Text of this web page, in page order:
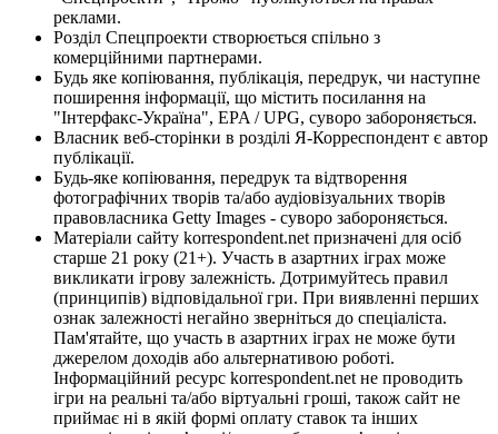
реклами.
Розділ Спецпроекти створюється спільно з
комерційними партнерами.
Будь яке копіювання, публікація, передрук, чи наступне
поширення інформації, що містить посилання на
"Інтерфакс-Україна", EPA / UPG, суворо забороняється.
Власник веб-сторінки в розділі Я-Корреспондент є автор
публікації.
Будь-яке копіювання, передрук та відтворення
фотографічних творів та/або аудіовізуальних творів
правовласника Getty Images - суворо забороняється.
Матеріали сайту korrespondent.net призначені для осіб
старше 21 року (21+). Участь в азартних іграх може
викликати ігрову залежність. Дотримуйтесь правил
(принципів) відповідальної гри. При виявленні перших
ознак залежності негайно зверніться до спеціаліста.
Пам'ятайте, що участь в азартних іграх не може бути
джерелом доходів або альтернативою роботі.
Інформаційний ресурс korrespondent.net не проводить
ігри на реальні та/або віртуальні гроші, також сайт не
приймає ні в якій формі оплату ставок та інших